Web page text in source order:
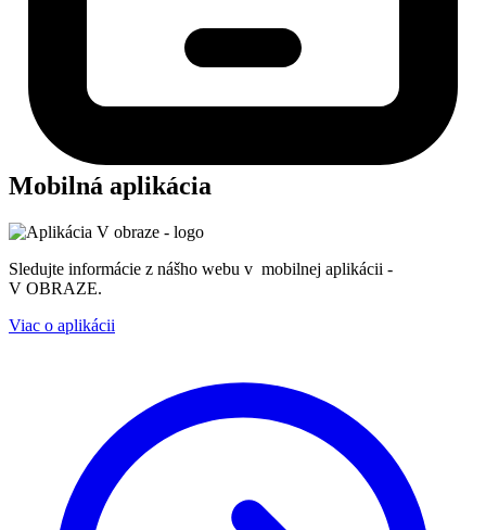
Mobilná aplikácia
Sledujte informácie z nášho webu v mobilnej aplikácii -
V OBRAZE.
Viac o aplikácii